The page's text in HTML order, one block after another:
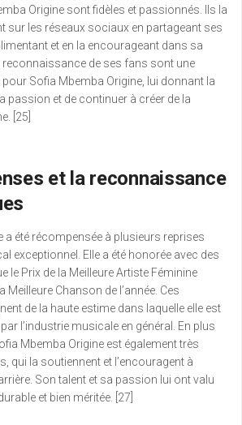
Origine sont fidèles et passionnés. Ils la
sur les réseaux sociaux en partageant ses
et en la encourageant dans sa
reconnaissance de ses fans sont une
Sofia Mbemba Origine, lui donnant la
passion et de continuer à créer de la
[25]
et la reconnaissance
a été récompensée à plusieurs reprises
exceptionnel. Elle a été honorée avec des
le Prix de la Meilleure Artiste Féminine
Meilleure Chanson de l’année. Ces
de la haute estime dans laquelle elle est
l’industrie musicale en général. En plus
Mbemba Origine est également très
qui la soutiennent et l’encouragent à
Son talent et sa passion lui ont valu
et bien méritée. [27]